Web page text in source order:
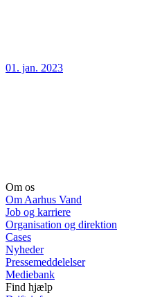
01. jan. 2023
Om os
Om Aarhus Vand
Job og karriere
Organisation og direktion
Cases
Nyheder
Pressemeddelelser
Mediebank
Find hjælp